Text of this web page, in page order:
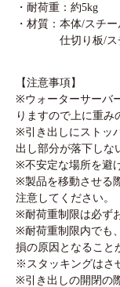
・耐荷重：約5kg
・材質：本体/スチ
仕切り板/スチー
【注意事項】
※ウォーターサーバ
りますので上に重み
※引き出しにストッ
出し部分が落下しな
※不安定な場所を避
※製品を移動させる
注意してください。
※耐荷重制限は必ず
※耐荷重制限内でも
損の原因となること
※スタッキングはさ
※引き出しの開閉の